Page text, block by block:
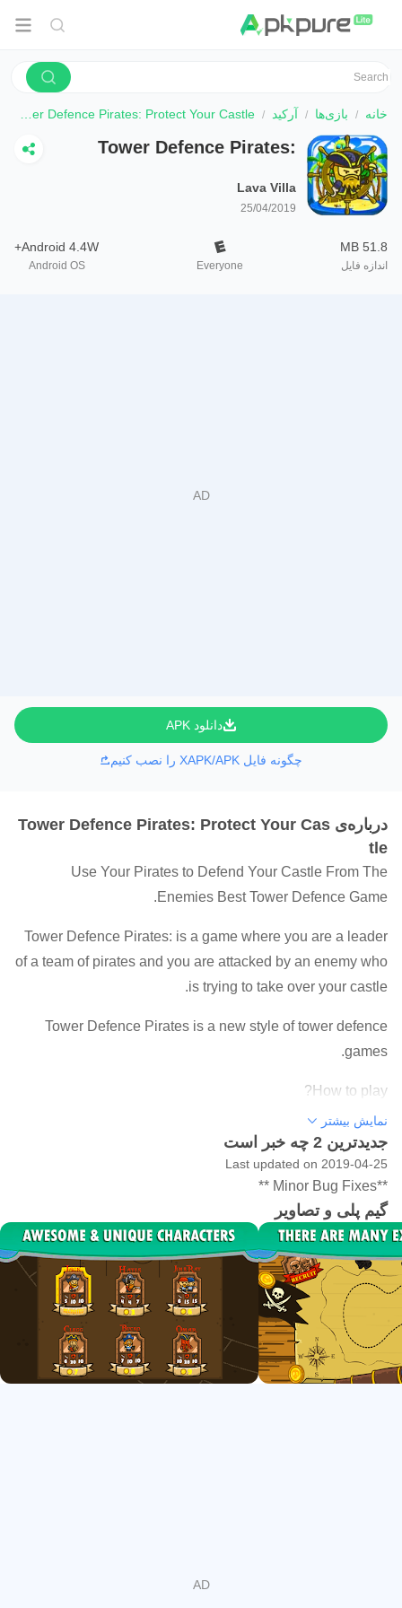
خانه بازی‌ها آرکید Tower Defence Pirates: Protect Your Castle
Tower Defence Pirates:
Lava Villa
25/04/2019
51.8 MB
اندازه فایل Everyone
Android 4.4W+
Android OS
دانلود APK
چگونه فایل XAPK/APK را نصب کنیم
درباره‌ی Tower Defence Pirates: Protect Your Cas
tle
Use Your Pirates to Defend Your Castle From The
Enemies Best Tower Defence Game.
Tower Defence Pirates: is a game where you are a leader
of a team of pirates and you are attacked by an enemy who
is trying to take over your castle.
Tower Defence Pirates is a new style of tower defence
games.
How to play?
Pick a pirate and place him on the ground on the same
lane as the attacker to defend your castle. Stay alive until
the time is over. Achieve 5 to get all of the coins which you
can get from the level.
#Make sure to distribute your money wisely as you have a
limited amount to spend.
# Every pirate has different capabilities and strengths.
# Money is generated automatically by time and by killing
an attacker.
# There are different characters of attackers on every level.
نمایش بیشتر
جدیدترین 2 چه خبر است
Last updated on 2019-04-25
**Minor Bug Fixes **
گیم پلی و تصاویر